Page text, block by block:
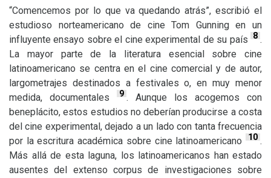
“Comencemos por lo que va quedando atrás”, escribió el
estudioso norteamericano de cine Tom Gunning en un
influyente ensayo sobre el cine experimental de su país
8 .
La mayor parte de la literatura esencial sobre cine
latinoamericano se centra en el cine comercial y de autor,
largometrajes destinados a festivales o, en muy menor
medida, documentales
9 . Aunque los acogemos con
beneplácito, estos estudios no deberían producirse a costa
del cine experimental, dejado a un lado con tanta frecuencia
por la escritura académica sobre cine latinoamericano
10 .
Más allá de esta laguna, los latinoamericanos han estado
ausentes del extenso corpus de investigaciones sobre